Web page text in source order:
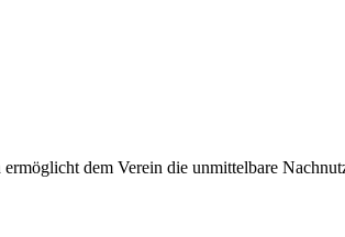
dem Verein die unmittelbare